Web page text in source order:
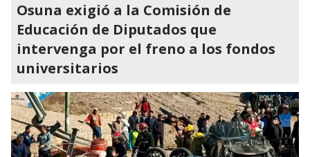
Osuna exigió a la Comisión de
Educación de Diputados que
intervenga por el freno a los fondos
universitarios